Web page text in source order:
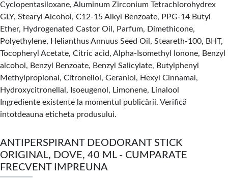
Cyclopentasiloxane, Aluminum Zirconium Tetrachlorohydrex
GLY, Stearyl Alcohol, C12-15 Alkyl Benzoate, PPG-14 Butyl
Ether, Hydrogenated Castor Oil, Parfum, Dimethicone,
Polyethylene, Helianthus Annuus Seed Oil, Steareth-100, BHT,
Tocopheryl Acetate, Citric acid, Alpha-Isomethyl Ionone, Benzyl
alcohol, Benzyl Benzoate, Benzyl Salicylate, Butylphenyl
Methylpropional, Citronellol, Geraniol, Hexyl Cinnamal,
Hydroxycitronellal, Isoeugenol, Limonene, Linalool
Ingrediente existente la momentul publicării. Verifică
întotdeauna eticheta produsului.
ANTIPERSPIRANT DEODORANT STICK
ORIGINAL, DOVE, 40 ML - CUMPARATE
FRECVENT IMPREUNA